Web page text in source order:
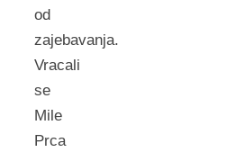
od
zajebavanja.
Vracali
se
Mile
Prca